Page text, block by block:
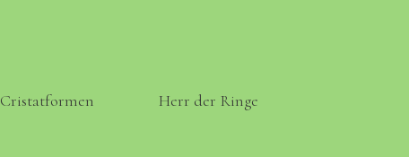
Cristatformen Herr der Ringe